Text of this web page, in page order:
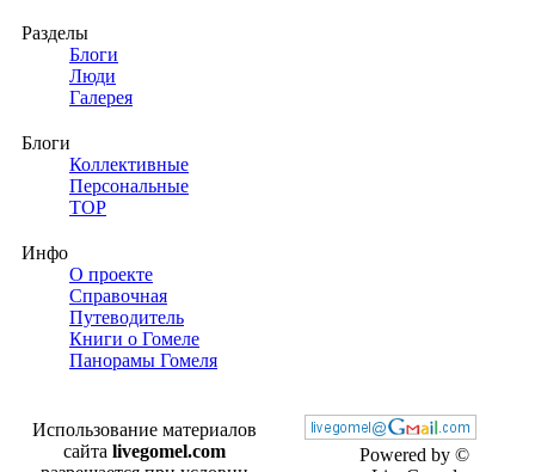
Разделы
Блоги
Люди
Галерея
Блоги
Коллективные
Персональные
TOP
Инфо
О проекте
Справочная
Путеводитель
Книги о Гомеле
Панорамы Гомеля
Powered by ©
Использование материалов
сайта livegomel.com